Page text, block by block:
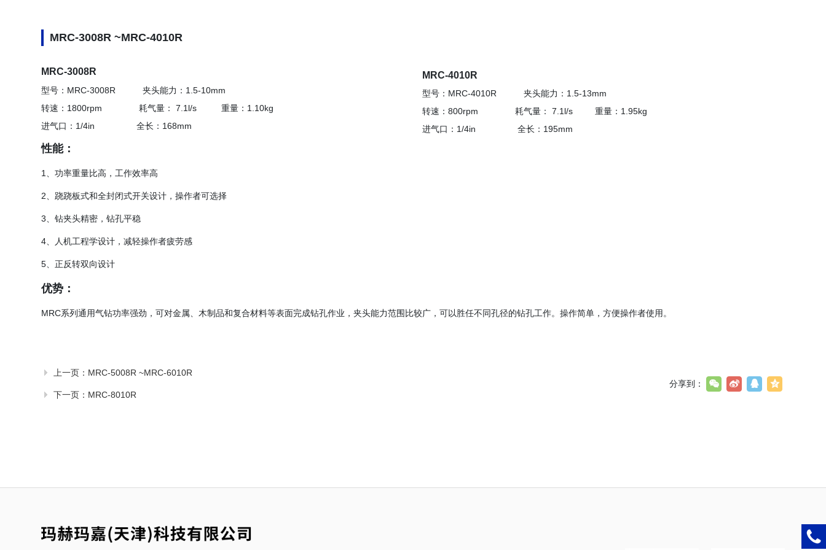
MRC-3008R ~MRC-4010R
MRC-3008R
型号：MRC-3008R 夹头能力：1.5-10mm
转速：1800rpm 耗气量： 7.1l/s 重量：1.10kg
进气口：1/4in 全长：168mm
MRC-4010R
型号：MRC-4010R 夹头能力：1.5-13mm
转速：800rpm 耗气量： 7.1l/s 重量：1.95kg
进气口：1/4in 全长：195mm
性能：
1、功率重量比高，工作效率高
2、跷跷板式和全封闭式开关设计，操作者可选择
3、钻夹头精密，钻孔平稳
4、人机工程学设计，减轻操作者疲劳感
5、正反转双向设计
优势：
MRC系列通用气钻功率强劲，可对金属、木制品和复合材料等表面完成钻孔作业，夹头能力范围比较广，可以胜任不同孔径的钻孔工作。操作简单，方便操作者使用。
上一页： MRC-5008R ~MRC-6010R
下一页： MRC-8010R
分享到：